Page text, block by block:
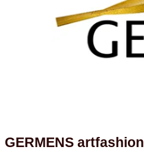
GERMENS artfashion